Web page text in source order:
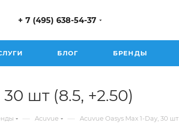
+ 7 (495) 638-54-37
БЛОГ БРЕНДЫ
шт (8.5, +2.50)
— Acuvue — Acuvue Oasys Max 1-Day, 30 шт